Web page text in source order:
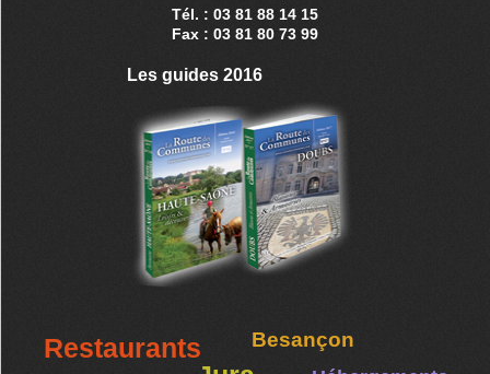
Tél. : 03 81 88 14 15
Fax : 03 81 80 73 99
Les guides 2016
Restaurants Besançon